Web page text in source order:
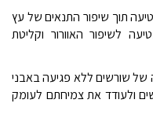
תוך שיפור התנאים של עץ
לשיפור האוורור וקליטת
שורשים ללא פגיעה באבני
ולעודד את צמיחתם לעומק